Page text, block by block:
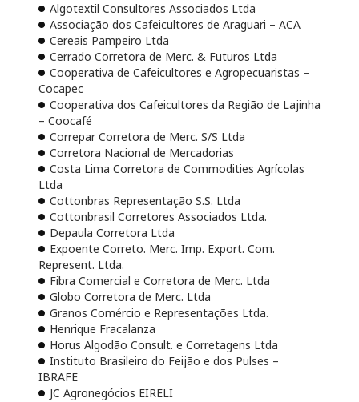
Algotextil Consultores Associados Ltda
Associação dos Cafeicultores de Araguari – ACA
Cereais Pampeiro Ltda
Cerrado Corretora de Merc. & Futuros Ltda
Cooperativa de Cafeicultores e Agropecuaristas –
Cocapec
Cooperativa dos Cafeicultores da Região de Lajinha
– Coocafé
Correpar Corretora de Merc. S/S Ltda
Corretora Nacional de Mercadorias
Costa Lima Corretora de Commodities Agrícolas
Ltda
Cottonbras Representação S.S. Ltda
Cottonbrasil Corretores Associados Ltda.
Depaula Corretora Ltda
Expoente Correto. Merc. Imp. Export. Com.
Represent. Ltda.
Fibra Comercial e Corretora de Merc. Ltda
Globo Corretora de Merc. Ltda
Granos Comércio e Representações Ltda.
Henrique Fracalanza
Horus Algodão Consult. e Corretagens Ltda
Instituto Brasileiro do Feijão e dos Pulses –
IBRAFE
JC Agronegócios EIRELI